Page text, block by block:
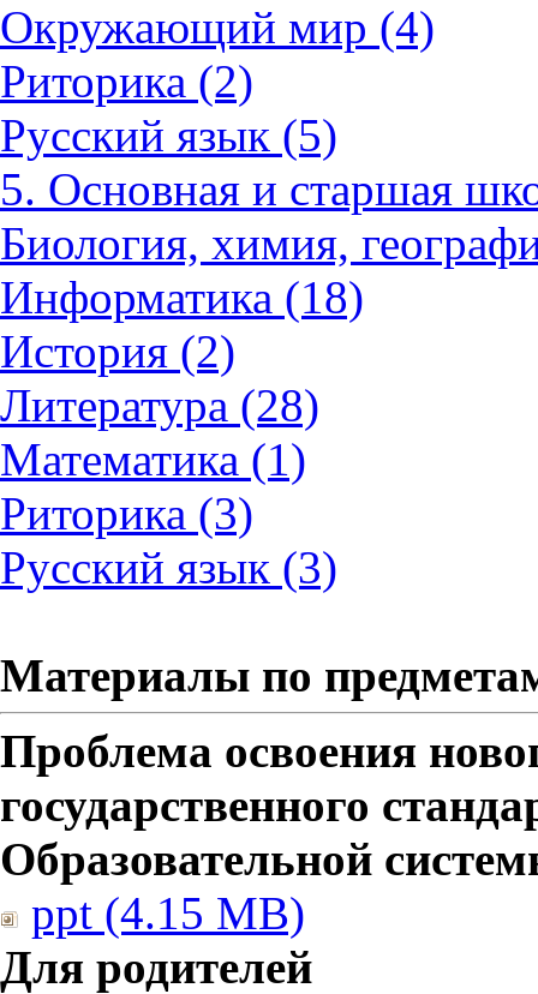
Окружающий мир (4)
Риторика (2)
Русский язык (5)
5. Основная и старшая
Биология, химия,
Информатика (18)
История (2)
Литература (28)
Математика (1)
Риторика (3)
Русский язык (3)
Материалы по
Проблема освоения
государственного
Образовательной
ppt (4.15 MB)
Для родителей